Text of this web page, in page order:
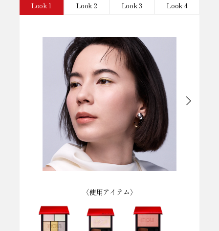
Look 1 Look 2 Look 3 Look 4
〈使用アイテム〉